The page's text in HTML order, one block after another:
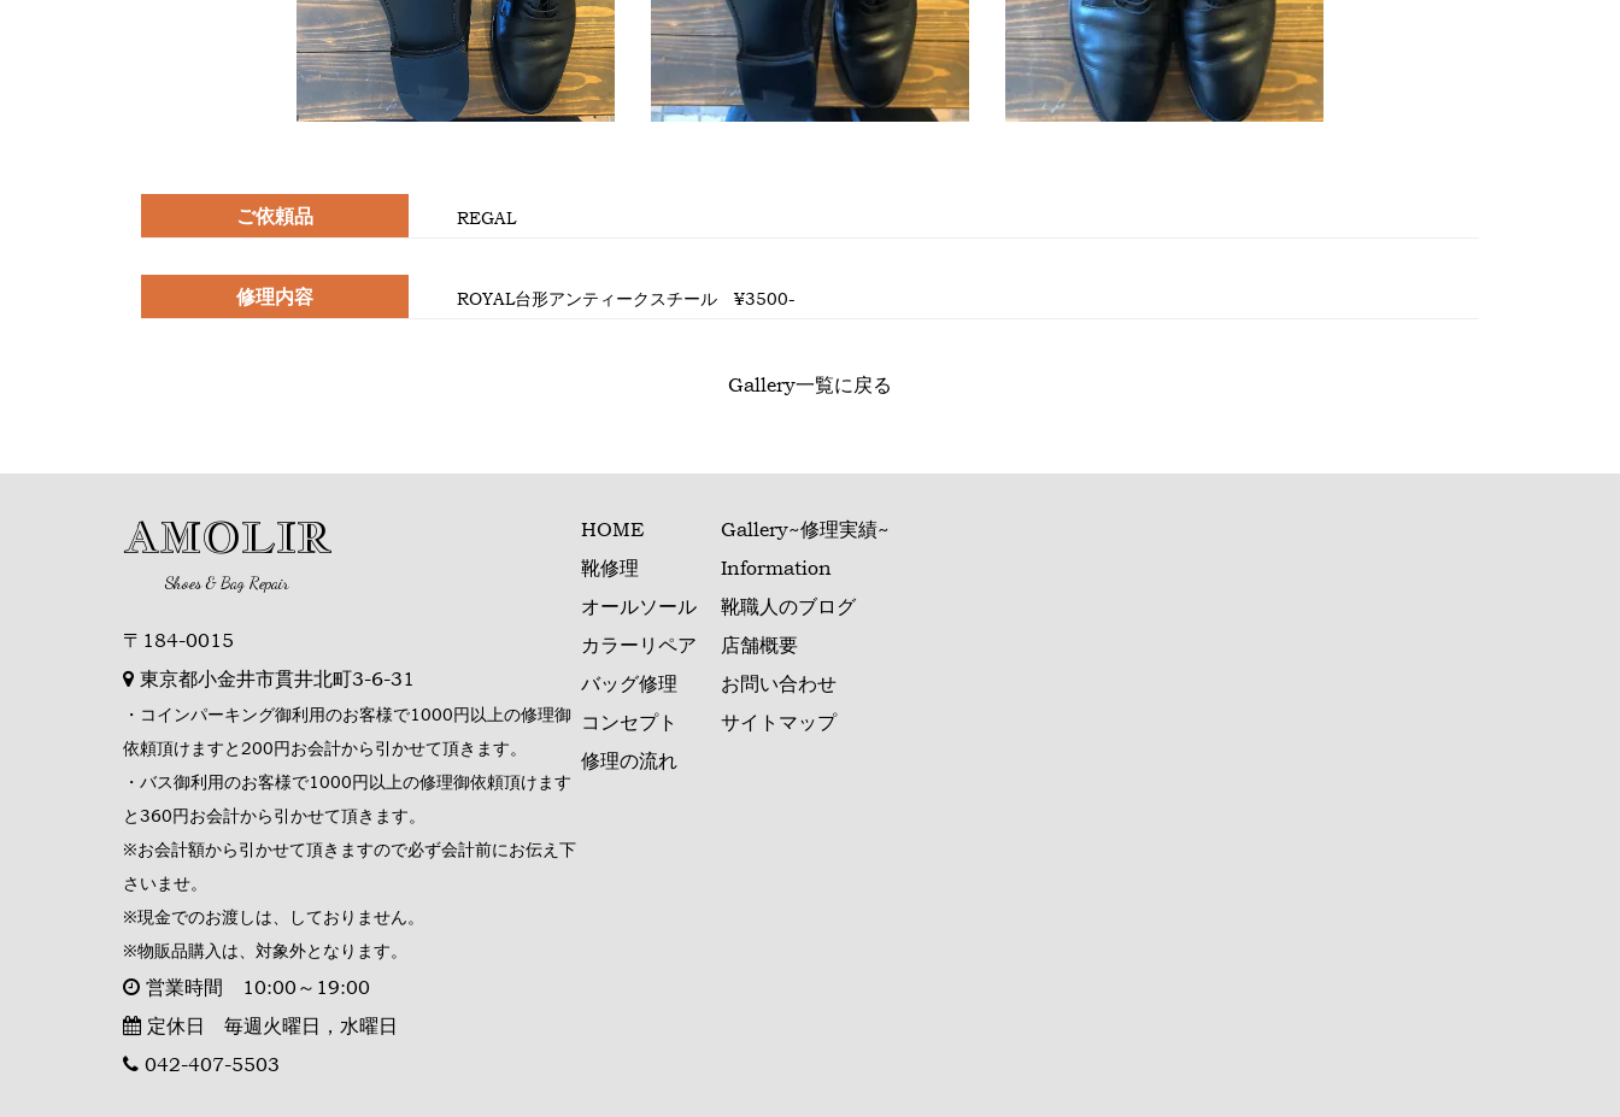
ご依頼品 REGAL
修理内容 ROYAL台形アンティークスチール ¥3500-
Gallery一覧に戻る
AMOLIR
Shoes & Bag Repair
〒184-0015
東京都小金井市貫井北町3-6-31
・コインパーキング御利用のお客様で1000円以上の修理御
依頼頂けますと200円お会計から引かせて頂きます。
・バス御利用のお客様で1000円以上の修理御依頼頂けます
と360円お会計から引かせて頂きます。
※お会計額から引かせて頂きますので必ず会計前にお伝え下
さいませ。
※現金でのお渡しは、しておりません。
※物販品購入は、対象外となります。
営業時間 10:00～19:00
定休日 毎週火曜日，水曜日
042-407-5503
HOME
靴修理
オールソール
カラーリペア
バッグ修理
コンセプト
修理の流れ
Gallery~修理実績~
Information
靴職人のブログ
店舗概要
お問い合わせ
サイトマップ